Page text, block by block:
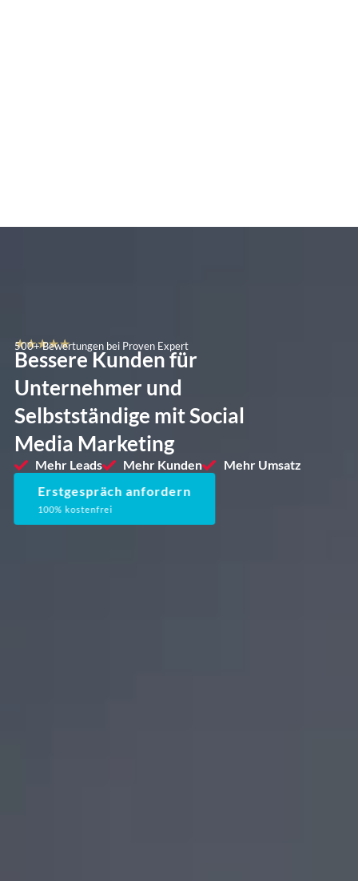
★★★★★
500+ Bewertungen bei Proven Expert
Bessere Kunden für
Unternehmer und
Selbstständige mit Social
Media Marketing
Mehr Leads Mehr Kunden
Mehr Umsatz
Erstgespräch anfordern
100% kostenfrei